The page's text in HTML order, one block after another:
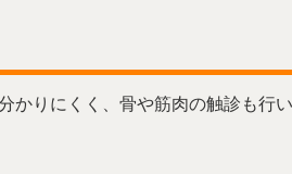
かりにくく、骨や筋肉の触診も行